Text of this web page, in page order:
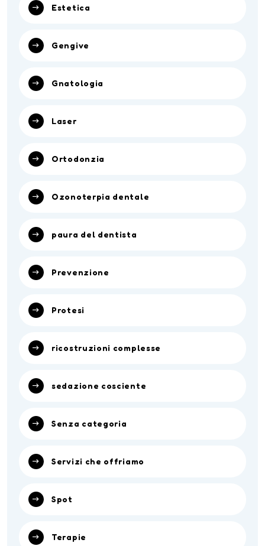
Estetica
Gengive
Gnatologia
Laser
Ortodonzia
Ozonoterpia dentale
paura del dentista
Prevenzione
Protesi
ricostruzioni complesse
sedazione cosciente
Senza categoria
Servizi che offriamo
Spot
Terapie